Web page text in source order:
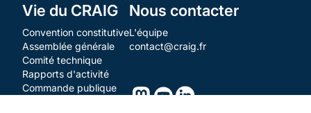
Pied
page
Vie du CRAIG
Convention constitutive
Assemblée générale
Comité technique
Rapports d'activité
Commande publique
Nous contacter
L'équipe
contact@craig.fr